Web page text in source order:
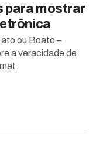
para mostrar
ou Boato –
a veracidade de